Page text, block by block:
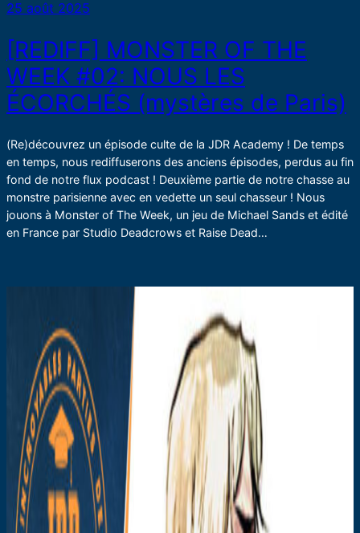
25 août 2025
[REDIFF] MONSTER OF THE
WEEK #02: NOUS LES
ÉCORCHÉS (mystères de Paris)
(Re)découvrez un épisode culte de la JDR Academy ! De temps
en temps, nous rediffuserons des anciens épisodes, perdus au fin
fond de notre flux podcast ! Deuxième partie de notre chasse au
monstre parisienne avec en vedette un seul chasseur ! Nous
jouons à Monster of The Week, un jeu de Michael Sands et édité
en France par Studio Deadcrows et Raise Dead…